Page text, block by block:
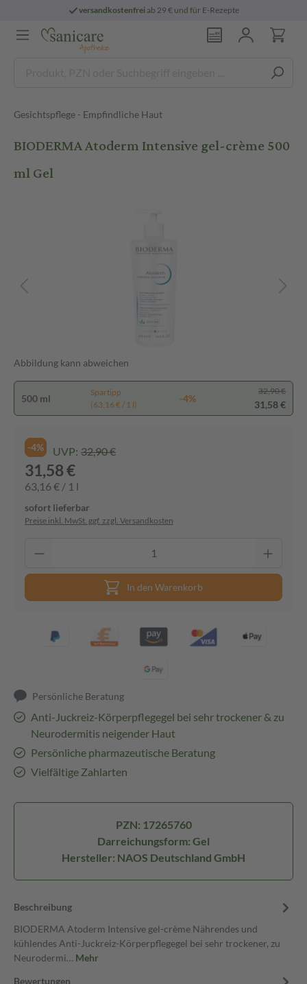
versandkostenfreiab 29 € und für E-Rezepte
Gesichtspflege - Empfindliche Haut
BIODERMA Atoderm Intensive gel-crème 500
ml Gel
Abbildung kann abweichen
500 ml
Spartipp
(63,16 € / 1 l)
-4%
32,90 €
31,58 €
-4% UVP: 32,90 €
31,58 €
63,16 € / 1 l
sofort lieferbar
Preise inkl. MwSt. ggf. zzgl. Versandkosten
In den Warenkorb
Persönliche Beratung
Anti-Juckreiz-Körperpflegegel bei sehr trockener & zu
Neurodermitis neigender Haut
Persönliche pharmazeutische Beratung
Vielfältige Zahlarten
PZN: 17265760
Darreichungsform: Gel
Hersteller: NAOS Deutschland GmbH
Beschreibung
BIODERMA Atoderm Intensive gel-crème Nährendes und
kühlendes Anti-Juckreiz-Körperpflegegel bei sehr trockener, zu
Neurodermi… Mehr
Bewertungen